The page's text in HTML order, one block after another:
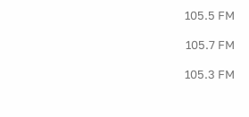
105.5 FM
105.7 FM
105.3 FM